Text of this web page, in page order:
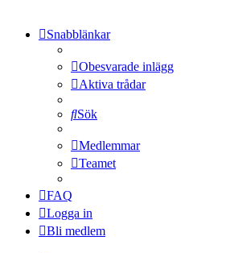
Snabblänkar
Obesvarade inlägg
Aktiva trådar
Sök
Medlemmar
Teamet
FAQ
Logga in
Bli medlem